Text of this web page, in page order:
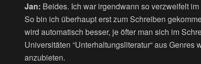
Jan: Beides. Ich war irgendwann so verzweifelt
So bin ich überhaupt erst zum Schreiben
wird automatisch besser, je öfter man sich im
Universitäten “Unterhaltungsliteratur“ aus
anzubieten.